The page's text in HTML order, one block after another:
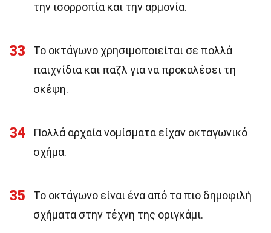
την ισορροπία και την αρμονία.
33
Το οκτάγωνο χρησιμοποιείται σε πολλά
παιχνίδια και παζλ για να προκαλέσει τη
σκέψη.
34
Πολλά αρχαία νομίσματα είχαν οκταγωνικό
σχήμα.
35
Το οκτάγωνο είναι ένα από τα πιο δημοφιλή
σχήματα στην τέχνη της οριγκάμι.